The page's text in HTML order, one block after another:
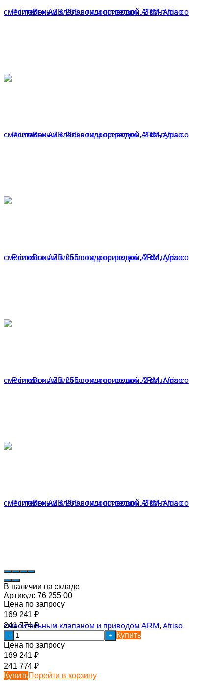
В наличии на складе
Артикул: 76 255 00
Цена по запросу
169 241 ₽
241 774₽
- +
Купить
Цена по запросу
169 241 ₽
241 774 ₽
КупитьПерейти в корзину